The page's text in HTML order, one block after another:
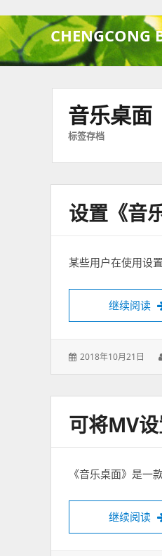
CHENGCONG
音乐桌面
标签存档
设置《音
某些用户在使用设
继续阅读
发
2018年10月21日
可将MV
《音乐桌面》是
继续阅读